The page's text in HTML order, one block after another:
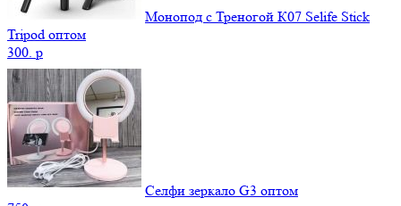
Монопод с Треногой К07 Selife Stick
Tripod оптом
300. p
Селфи зеркало G3 оптом